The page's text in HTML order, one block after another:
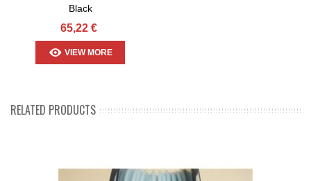
Black
65,22 €
VIEW MORE
RELATED PRODUCTS